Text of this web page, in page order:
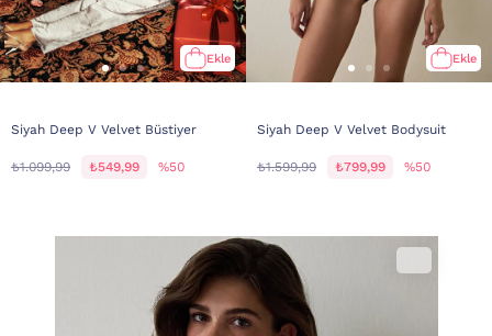
Ekle
Siyah Deep V Velvet Büstiyer
₺1.099,99 ₺549,99 %50
Ekle
Siyah Deep V Velvet Bodysuit
₺1.599,99 ₺799,99 %50